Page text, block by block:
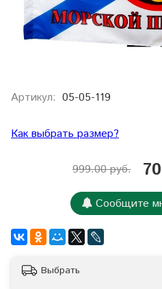
Артикул: 05-05-119
Как выбрать размер?
999.00 руб.
Сообщите
Выбрать